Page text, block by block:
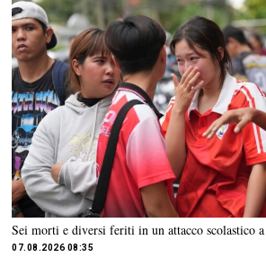
Sei morti e diversi feriti in un attacco scolastico
07.08.2026 08:35